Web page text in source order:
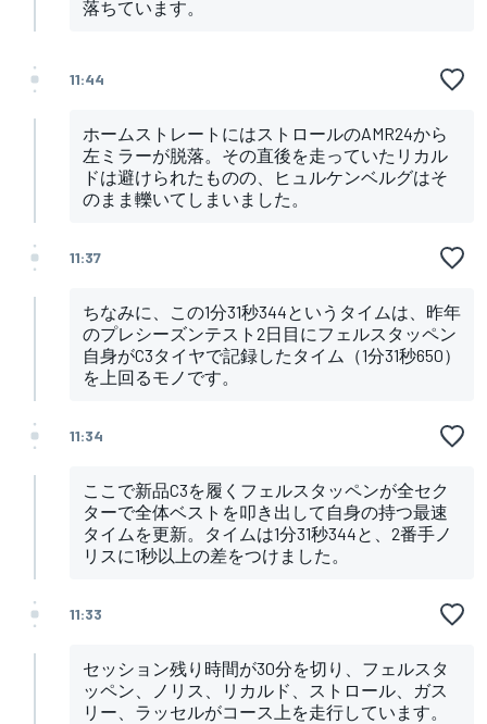
落ちています。
11:44
ホームストレートにはストロールのAMR24から
左ミラーが脱落。その直後を走っていたリカル
ドは避けられたものの、ヒュルケンベルグはそ
のまま轢いてしまいました。
11:37
ちなみに、この1分31秒344というタイムは、昨年
のプレシーズンテスト2日目にフェルスタッペン
自身がC3タイヤで記録したタイム（1分31秒650）
を上回るモノです。
11:34
ここで新品C3を履くフェルスタッペンが全セク
ターで全体ベストを叩き出して自身の持つ最速
タイムを更新。タイムは1分31秒344と、2番手ノ
リスに1秒以上の差をつけました。
11:33
セッション残り時間が30分を切り、フェルスタ
ッペン、ノリス、リカルド、ストロール、ガス
リー、ラッセルがコース上を走行しています。